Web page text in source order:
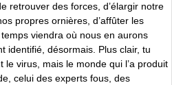
retrouver des forces, d’élargir notre
propres ornières, d’affûter les
viendra où nous en aurons
identifié, désormais. Plus clair, tu
le virus, mais le monde qui l’a produit
celui des experts fous, des